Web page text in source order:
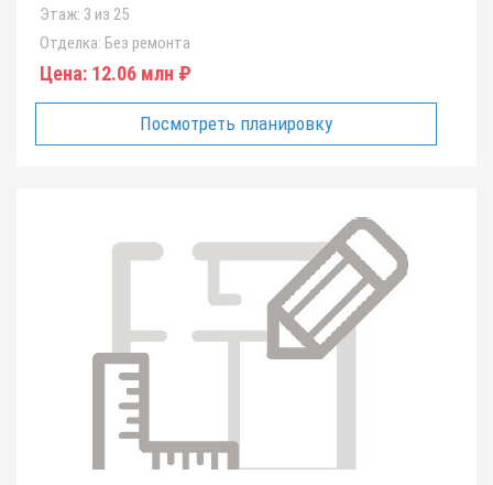
Этаж: 3 из 25
Отделка: Без ремонта
Цена: 12.06 млн ₽
Посмотреть планировку